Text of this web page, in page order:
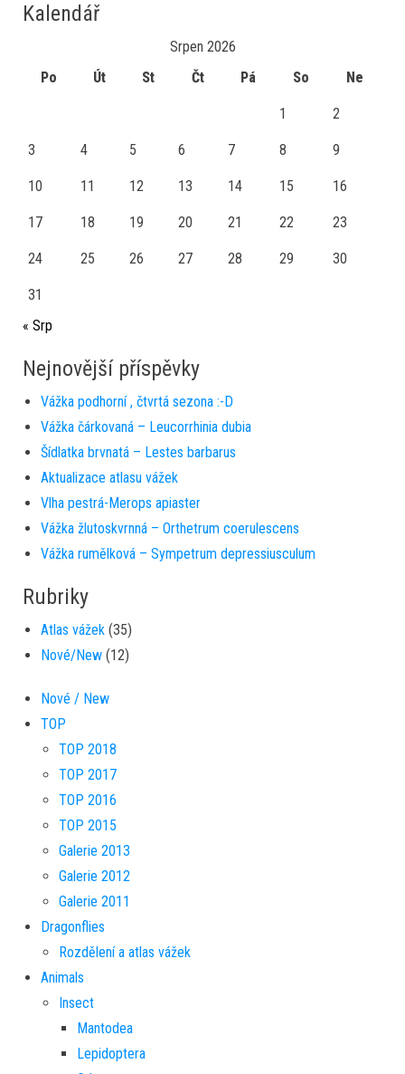
Kalendář
Srpen 2026
Po
Út St Čt Pá So Ne
1 2
3 4 5 6 7 8 9
10 11 12 13 14 15 16
17 18 19 20 21 22 23
24 25 26 27 28 29 30
31
« Srp
Nejnovější příspěvky
Vážka podhorní , čtvrtá sezona :-D
Vážka čárkovaná – Leucorrhinia dubia
Šídlatka brvnatá – Lestes barbarus
Aktualizace atlasu vážek
Vlha pestrá-Merops apiaster
Vážka žlutoskvrnná – Orthetrum coerulescens
Vážka rumělková – Sympetrum depressiusculum
Rubriky
Atlas vážek (35)
Nové/New (12)
Nové / New
TOP
TOP 2018
TOP 2017
TOP 2016
TOP 2015
Galerie 2013
Galerie 2012
Galerie 2011
Dragonflies
Rozdělení a atlas vážek
Animals
Insect
Mantodea
Lepidoptera